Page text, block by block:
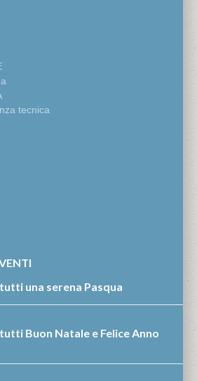
tecnica
una serena Pasqua
Buon Natale e Felice Anno